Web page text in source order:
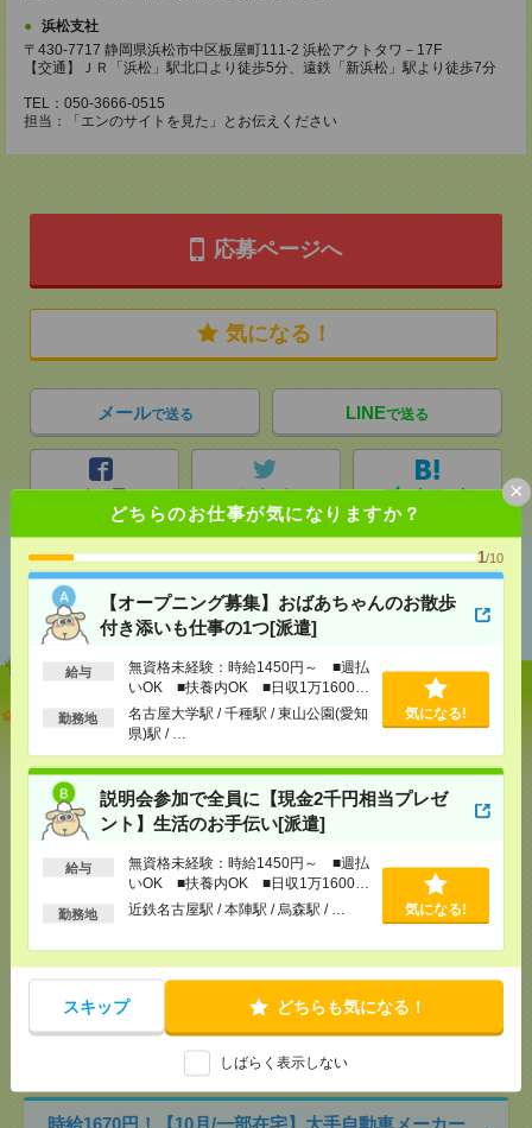
どちらのお仕事が気になりますか？
1/10
【オープニング募集】おばあちゃんのお散歩
付き添いも仕事の1つ[派遣]
給与
無資格未経験：時給1450円～ ■週払
いOK ■扶養内OK ■日収1万1600円
以上
勤務地
名古屋大学駅 / 千種駅 / 東山公園(愛知
県)駅 / …
気になる!
説明会参加で全員に【現金2千円相当プレゼ
ント】生活のお手伝い[派遣]
給与
無資格未経験：時給1450円～ ■週払
いOK ■扶養内OK ■日収1万1600円
以上
勤務地 近鉄名古屋駅 / 本陣駅 / 烏森駅 / … 気になる!
スキップ どちらも気になる！
しばらく表示しない
×
浜松支社
〒430-7717 静岡県浜松市中区板屋町111-2 浜松アクトタワ－17F
【交通】ＪＲ「浜松」駅北口より徒歩5分、遠鉄「新浜松」駅より徒歩7分
TEL：050-3666-0515
担当：「エンのサイトを見た」とお伝えください
応募ページへ
気になる！
メールで送る LINEで送る
シェア ツイート ブックマーク
あなたの閲覧履歴からの
おすすめ
【オープニング募集】おばあちゃんのお散歩付き添
いも仕事の1つ[派遣]
[給 与]無資格未経験：時給1450円～ ■週払い
OK ■扶養内OK ■日収1万1600円以上
[交通費]
交通費全額支給
説明会参加で全員に【現金2千円相当プレゼント】生
活のお手伝い[派遣]
無資格未経験：時給1450円～ ■週払い
OK ■扶養内OK ■日収1万1600円以上
[交通費]交通費全額支給
本陣駅/烏森駅/…
時給1670円！【10月/一部在宅】大手自動車メーカー